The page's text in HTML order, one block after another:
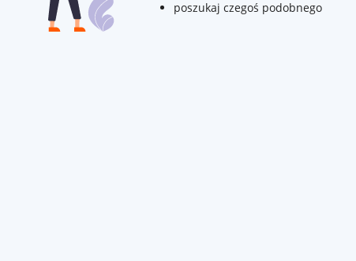
poszukaj czegoś podobnego